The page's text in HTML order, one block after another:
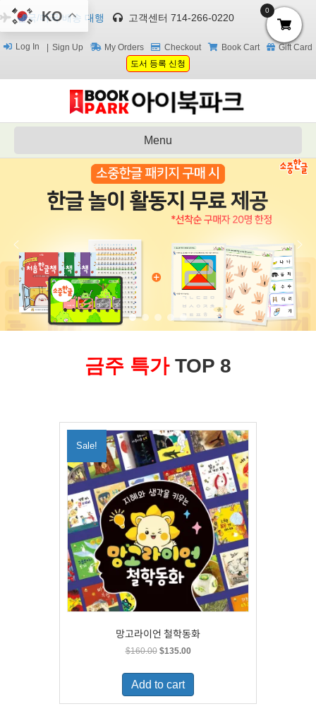
한국/미국 배송 대행 고객센터 714-266-0220
Log In Sign Up My Orders Checkout Book Cart
Gift Card
도서 등록 신청
Menu
금주 특가 TOP 8
Sale!
망고라이언 철학동화
$160.00 Original
was:
$160.00.
$135.00Current
is:
Add to cart
KO 0